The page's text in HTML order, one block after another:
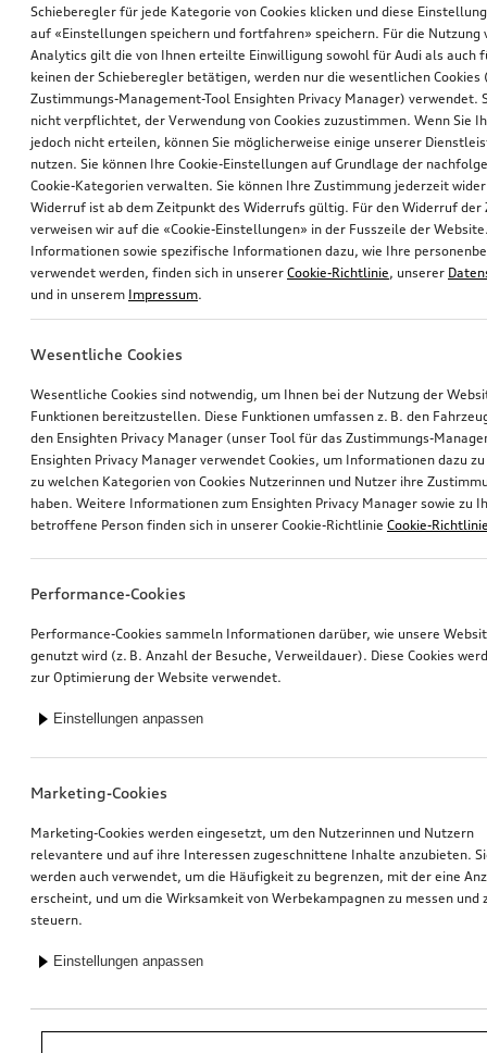
*Unverbindliche Preisempfehlung der Importeurin AMAG Import AG. Inkl.
gesetzlicher MwSt. Preise beim Audi Partner können abweichen; weitere
Schieberegler für jede Kategorie von Cookies klicken und diese
auf «Einstellungen speichern und fortfahren» speichern. Für die Nutzung
Analytics gilt die von Ihnen erteilte Einwilligung sowohl für Audi als auch
keinen der Schieberegler betätigen, werden nur die wesentlichen Cookies
Zustimmungs-Management-Tool Ensighten Privacy Manager) verwendet.
nicht verpflichtet, der Verwendung von Cookies zuzustimmen. Wenn Sie
jedoch nicht erteilen, können Sie möglicherweise einige unserer
nutzen. Sie können Ihre Cookie-Einstellungen auf Grundlage der
Cookie-Kategorien verwalten. Sie können Ihre Zustimmung jederzeit
Widerruf ist ab dem Zeitpunkt des Widerrufs gültig. Für den Widerruf der
verweisen wir auf die «Cookie-Einstellungen» in der Fusszeile der
Informationen sowie spezifische Informationen dazu, wie Ihre
verwendet werden, finden sich in unserer Cookie-Richtlinie, unserer
und in unserem Impressum.
Wesentliche Cookies
Wesentliche Cookies sind notwendig, um Ihnen bei der Nutzung der
Funktionen bereitzustellen. Diese Funktionen umfassen z. B. den
den Ensighten Privacy Manager (unser Tool für das Zustimmungs-
Ensighten Privacy Manager verwendet Cookies, um Informationen dazu
zu welchen Kategorien von Cookies Nutzerinnen und Nutzer ihre
haben. Weitere Informationen zum Ensighten Privacy Manager sowie zu
betroffene Person finden sich in unserer Cookie-Richtlinie Cookie-
Performance-Cookies
Performance-Cookies sammeln Informationen darüber, wie unsere
genutzt wird (z. B. Anzahl der Besuche, Verweildauer). Diese Cookies
zur Optimierung der Website verwendet.
Einstellungen anpassen
Marketing-Cookies
Marketing-Cookies werden eingesetzt, um den Nutzerinnen und Nutzern
relevantere und auf ihre Interessen zugeschnittene Inhalte anzubieten.
werden auch verwendet, um die Häufigkeit zu begrenzen, mit der eine
erscheint, und um die Wirksamkeit von Werbekampagnen zu messen und
steuern.
Einstellungen anpassen